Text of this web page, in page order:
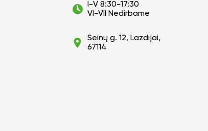
I-V 8:30-17:30
VI-VII Nedirbame
Seinų g. 12, Lazdijai,
67114